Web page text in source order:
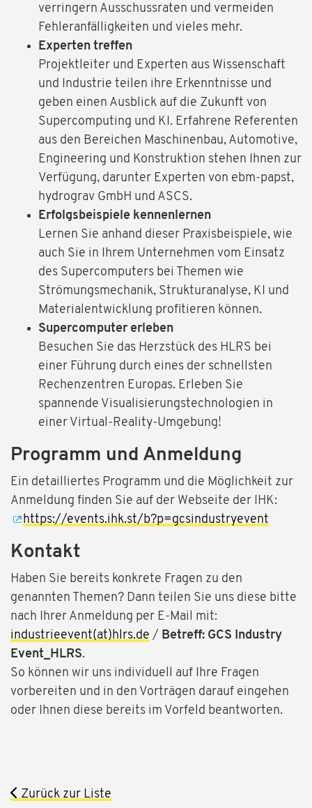
verringern Ausschussraten und vermeiden
Fehleranfälligkeiten und vieles mehr.
Experten treffen
Projektleiter und Experten aus Wissenschaft
und Industrie teilen ihre Erkenntnisse und
geben einen Ausblick auf die Zukunft von
Supercomputing und KI. Erfahrene Referenten
aus den Bereichen Maschinenbau, Automotive,
Engineering und Konstruktion stehen Ihnen zur
Verfügung, darunter Experten von ebm-papst,
hydrograv GmbH und ASCS.
Erfolgsbeispiele kennenlernen
Lernen Sie anhand dieser Praxisbeispiele, wie
auch Sie in Ihrem Unternehmen vom Einsatz
des Supercomputers bei Themen wie
Strömungsmechanik, Strukturanalyse, KI und
Materialentwicklung profitieren können.
Supercomputer erleben
Besuchen Sie das Herzstück des HLRS bei
einer Führung durch eines der schnellsten
Rechenzentren Europas. Erleben Sie
spannende Visualisierungstechnologien in
einer Virtual-Reality-Umgebung!
Programm und Anmeldung
Ein detailliertes Programm und die Möglichkeit zur
Anmeldung finden Sie auf der Webseite der IHK:
https://events.ihk.st/b?p=gcsindustryevent
Kontakt
Haben Sie bereits konkrete Fragen zu den
genannten Themen? Dann teilen Sie uns diese bitte
nach Ihrer Anmeldung per E-Mail mit:
industrieevent(at)hlrs.de / Betreff: GCS Industry
Event_HLRS.
So können wir uns individuell auf Ihre Fragen
vorbereiten und in den Vorträgen darauf eingehen
oder Ihnen diese bereits im Vorfeld beantworten.
Zurück zur Liste